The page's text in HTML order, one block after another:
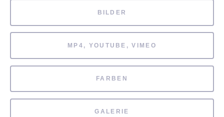
BILDER
MP4, YOUTUBE, VIMEO
FARBEN
GALERIE